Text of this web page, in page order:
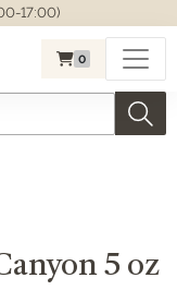
17:00)
0
5 oz